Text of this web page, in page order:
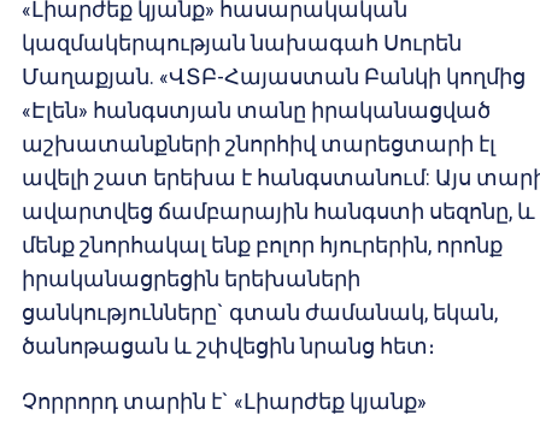
«Լիարժեք կյանք» հասարակական
կազմակերպության նախագահ Սուրեն
Մաղաքյան. «ՎՏԲ-Հայաստան Բանկի կողմից
«Էլեն» հանգստյան տանը իրականացված
աշխատանքների շնորհիվ տարեցտարի էլ
ավելի շատ երեխա է հանգստանում: Այս
ավարտվեց ճամբարային հանգստի սեզոնը, և
մենք շնորհակալ ենք բոլոր հյուրերին, որոնք
իրականացրեցին երեխաների
ցանկությունները` գտան ժամանակ, եկան,
ծանոթացան և շփվեցին նրանց հետ։
Չորրորդ տարին է` «Լիարժեք կյանք»